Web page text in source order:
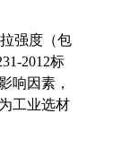
强度（包
2012标
响因素，
工业选材